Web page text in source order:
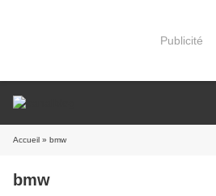
Publicité
Accueil » bmw
bmw